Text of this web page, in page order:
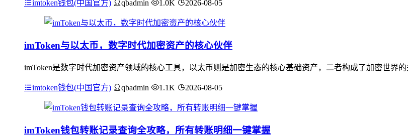
imtoken钱包(中国官方) qbadmin 1.0K 2026-08-05
imToken与以太币，数字时代加密资产的核心伙伴
imToken是数字时代加密资产领域的核心工具，以太币则是加密生态的核心基础资产，二者构成了加密世界
imtoken钱包(中国官方) qbadmin 1.1K 2026-08-05
imToken钱包转账记录查询全攻略，所有转账明细一键掌握